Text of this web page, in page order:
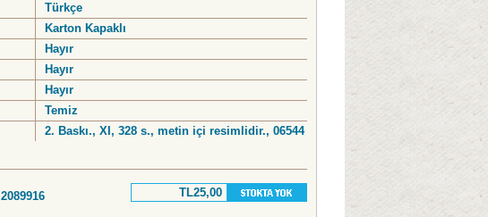
Türkçe
Karton Kapaklı
Hayır
Hayır
Hayır
Temiz
2. Baskı., XI, 328 s., metin içi resimlidir., 06544
2089916 TL25,00